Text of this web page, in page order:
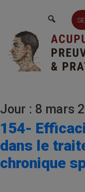
Jour : 8 mars
154-
dans le
chronique